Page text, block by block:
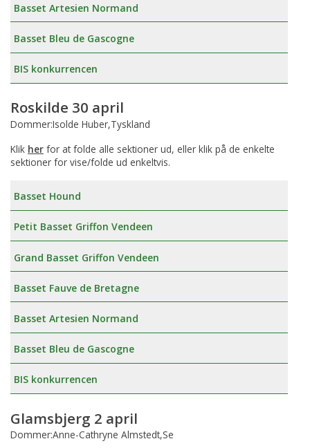
Basset Artesien Normand
Basset Bleu de Gascogne
BIS konkurrencen
Roskilde 30 april
Dommer:Isolde Huber,Tyskland
Klik her for at folde alle sektioner ud, eller klik på de enkelte
sektioner for vise/folde ud enkeltvis.
Basset Hound
Petit Basset Griffon Vendeen
Grand Basset Griffon Vendeen
Basset Fauve de Bretagne
Basset Artesien Normand
Basset Bleu de Gascogne
BIS konkurrencen
Glamsbjerg 2 april
Dommer:Anne-Cathryne Almstedt,Se